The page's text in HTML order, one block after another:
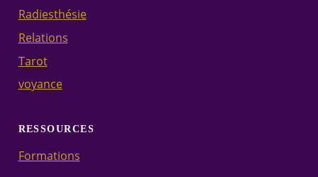
Radiesthésie
Relations
Tarot
voyance
RESSOURCES
Formations